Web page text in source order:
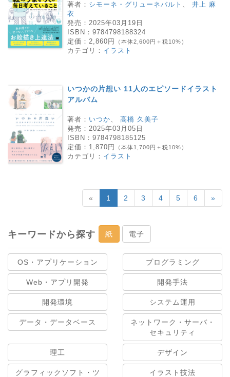
著者： シモーネ・グリューネバルト 、 井上 麻
衣
発売： 2025年03月19日
ISBN： 9784798188324
定価： 2,860円 （本体2,600円＋税10%）
カテゴリ： イラスト
いつかの片想い 11人のエピソードイラスト
アルバム
著者： いつか、 高橋 久美子
発売： 2025年03月05日
ISBN： 9784798185125
定価： 1,870円 （本体1,700円＋税10%）
カテゴリ： イラスト
« 1 2 3 4 5 6 »
キーワードから探す 紙 電子
OS・アプリケーション プログラミング
Web・アプリ開発 開発手法
開発環境 システム運用
データ・データベース
ネットワーク・サーバ・
セキュリティ
理工 デザイン
グラフィックソフト・ツ
イラスト技法